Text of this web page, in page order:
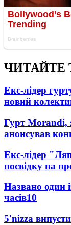
ЧИТАЙТЕ
Екс-лідер
новий
Гурт Morandi,
анонсував
Екс-лідер
посвідку на
Названо один
часів10
5'nizza